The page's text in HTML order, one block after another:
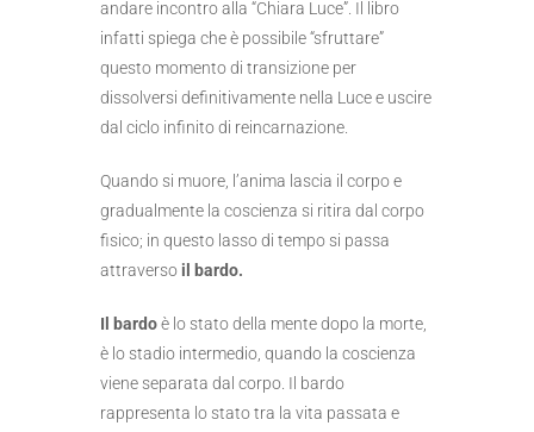
andare incontro alla “Chiara Luce”. Il libro
infatti spiega che è possibile “sfruttare”
questo momento di transizione per
dissolversi definitivamente nella Luce e uscire
dal ciclo infinito di reincarnazione.
Quando si muore, l’anima lascia il corpo e
gradualmente la coscienza si ritira dal corpo
fisico; in questo lasso di tempo si passa
attraverso il bardo.
Il bardoè lo stato della mente dopo la morte,
è lo stadio intermedio, quando la coscienza
viene separata dal corpo. Il bardo
rappresenta lo stato tra la vita passata e